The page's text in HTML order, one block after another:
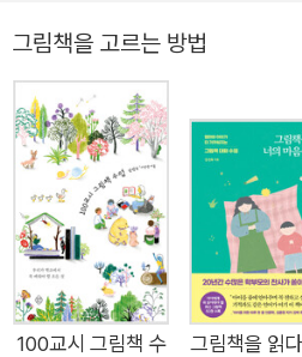
이 있다면 얼마나 좋을까? 이 책은
해주는 책이다. 저자 이시내(시내
학교 현장에서 아이들과 함께 책을
사 연수와 대중 강연 등을 통해 책을
문가로, 수천 권의 책 중에서 200
아놓았다. 동화책을 주제별로 가족,
래픽노블로 나누어 소개한다. 이
개하는지, 이 책은 어떤 질문을 던지
각해볼 거리는 무엇인지 등을 편안
그림책을 고르는 방법
100교시 그림책 수
그림책을 읽